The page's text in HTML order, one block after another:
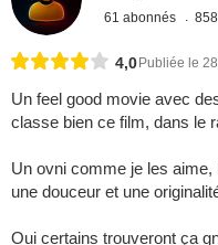
61 abonnés
4,0 Publiée le
Un feel good movie avec
classe bien ce film, dans le
Un ovni comme je les
une douceur et une
Oui certains trouveront ça